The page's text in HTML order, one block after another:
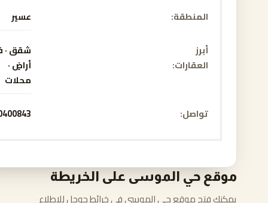
المنطقة عسير
أبرز
العقارات
شقق ·
أراضٍ ·
محلات
تواصل
موقع حي الموسى على الخريطة
يمكنك فتح موقع حي الموسى في خرائط جوجل للاطلاع